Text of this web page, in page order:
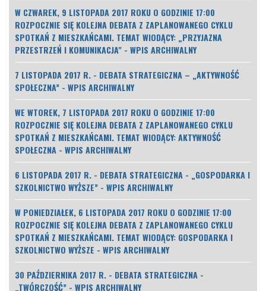
W CZWAREK, 9 LISTOPADA 2017 ROKU O GODZINIE 17:00
ROZPOCZNIE SIĘ KOLEJNA DEBATA Z ZAPLANOWANEGO CYKLU
SPOTKAŃ Z MIESZKAŃCAMI. TEMAT WIODĄCY: „PRZYJAZNA
PRZESTRZEŃ I KOMUNIKACJA" - WPIS ARCHIWALNY
7 LISTOPADA 2017 R. - DEBATA STRATEGICZNA – „AKTYWNOŚĆ
SPOŁECZNA” - WPIS ARCHIWALNY
WE WTOREK, 7 LISTOPADA 2017 ROKU O GODZINIE 17:00
ROZPOCZNIE SIĘ KOLEJNA DEBATA Z ZAPLANOWANEGO CYKLU
SPOTKAŃ Z MIESZKAŃCAMI. TEMAT WIODĄCY: AKTYWNOŚĆ
SPOŁECZNA - WPIS ARCHIWALNY
6 LISTOPADA 2017 R. - DEBATA STRATEGICZNA - „GOSPODARKA I
SZKOLNICTWO WYŻSZE” - WPIS ARCHIWALNY
W PONIEDZIAŁEK, 6 LISTOPADA 2017 ROKU O GODZINIE 17:00
ROZPOCZNIE SIĘ KOLEJNA DEBATA Z ZAPLANOWANEGO CYKLU
SPOTKAŃ Z MIESZKAŃCAMI. TEMAT WIODĄCY: GOSPODARKA I
SZKOLNICTWO WYŻSZE - WPIS ARCHIWALNY
30 PAŹDZIERNIKA 2017 R. - DEBATA STRATEGICZNA -
„TWÓRCZOŚĆ” - WPIS ARCHIWALNY